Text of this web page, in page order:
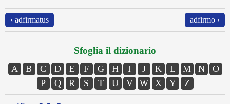
‹ adfirmatus adfirmo ›
Sfoglia il dizionario
A B C D E F G H I J K L M N
O
P
Q R S T U V W X Y Z